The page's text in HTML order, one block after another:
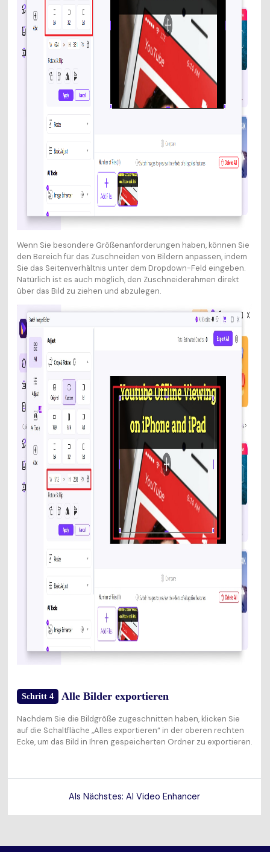
Wenn Sie besondere Größenanforderungen haben, können Sie
den Bereich für das Zuschneiden von Bildern anpassen, indem
Sie das Seitenverhältnis unter dem Dropdown-Feld eingeben.
Natürlich ist es auch möglich, den Zuschneiderahmen direkt
über das Bild zu ziehen und abzulegen.
Schritt 4 Alle Bilder exportieren
Nachdem Sie die Bildgröße zugeschnitten haben, klicken Sie
auf die Schaltfläche „Alles exportieren“ in der oberen rechten
Ecke, um das Bild in Ihren gespeicherten Ordner zu exportieren.
Als Nächstes: AI Video Enhancer